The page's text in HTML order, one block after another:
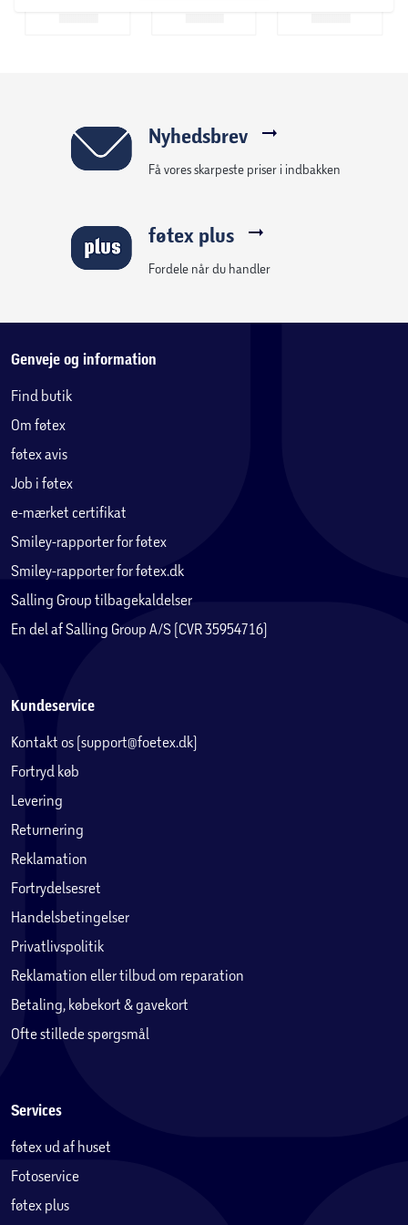
Nyhedsbrev
Få vores skarpeste priser i indbakken
føtex plus
Fordele når du handler
Genveje og information
Find butik
Om føtex
føtex avis
Job i føtex
e-mærket certifikat
Smiley-rapporter for føtex
Smiley-rapporter for føtex.dk
Salling Group tilbagekaldelser
En del af Salling Group A/S (CVR 35954716)
Kundeservice
Kontakt os (support@foetex.dk)
Fortryd køb
Levering
Returnering
Reklamation
Fortrydelsesret
Handelsbetingelser
Privatlivspolitik
Reklamation eller tilbud om reparation
Betaling, købekort & gavekort
Ofte stillede spørgsmål
Services
føtex ud af huset
Fotoservice
føtex plus